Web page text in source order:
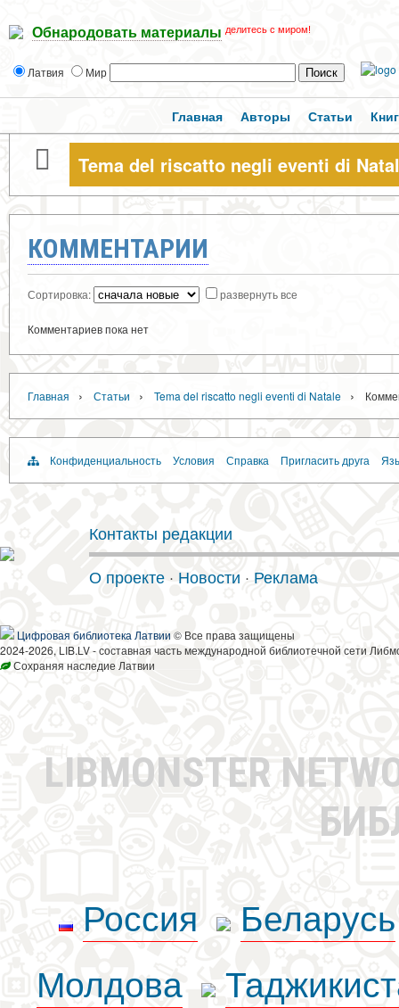
Обнародовать материалы делитесь с миром!
Латвия Мир
Главная Авторы Статьи
Tema del riscatto negli eventi di
КОММЕНТАРИИ
Сортировка: развернуть все
Комментариев пока нет
Главная › Статьи › Tema del riscatto negli eventi di Natale ›
Конфиденциальность Условия Справка Пригласить друга
Контакты редакции
О проекте · Новости · Реклама
Цифровая библиотека Латвии © Все права защищены
2024-2026, LIB.LV - составная часть международной библиотечной сети
Сохраняя наследие Латвии
LIBMONSTER
Россия
Беларусь
Молдова